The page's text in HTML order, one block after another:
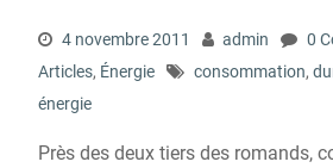
4 novembre 2011 admin
0
Articles, Énergie consommation,
énergie
Près des deux tiers des romands,